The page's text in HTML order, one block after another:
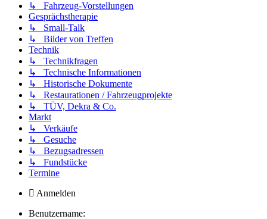
↳ Fahrzeug-Vorstellungen
Gesprächstherapie
↳ Small-Talk
↳ Bilder von Treffen
Technik
↳ Technikfragen
↳ Technische Informationen
↳ Historische Dokumente
↳ Restaurationen / Fahrzeugprojekte
↳ TÜV, Dekra & Co.
Markt
↳ Verkäufe
↳ Gesuche
↳ Bezugsadressen
↳ Fundstücke
Termine
Anmelden
Benutzername: